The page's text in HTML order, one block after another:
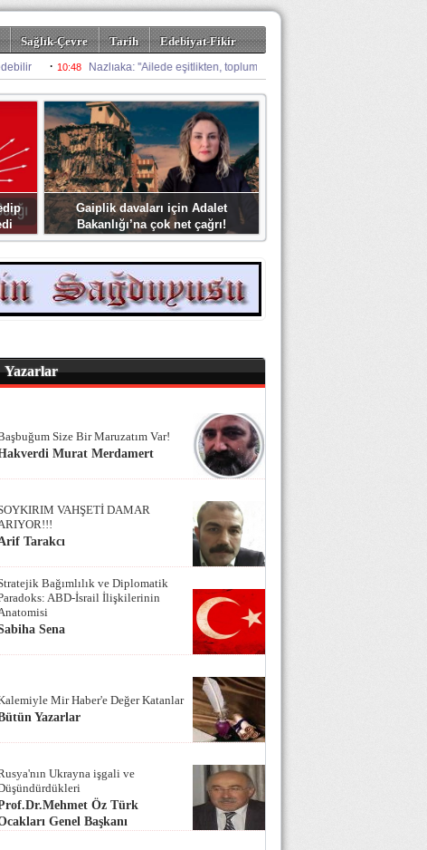
Sağlık-Çevre Tarih
Edebiyat-Fikir
Gaiplik davaları için Adalet
Bakanlığı’na çok net çağrı!
Yazarlar
Size Bir Maruzatım Var!
Murat Merdamert
VAHŞETİ DAMAR
Tarakcı
Bağımlılık ve Diplomatik
ABD-İsrail İlişkilerinin
Sena
Mir Haber'e Değer Katanlar
Yazarlar
Ukrayna işgali ve
Öz Türk
Genel Başkanı